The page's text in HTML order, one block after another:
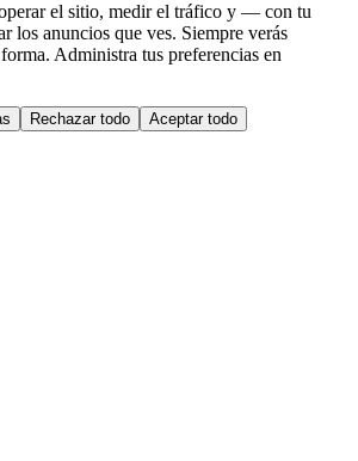
el sitio, medir el tráfico y — con tu
los anuncios que ves. Siempre verás
Administra tus preferencias en
Rechazar todo Aceptar todo